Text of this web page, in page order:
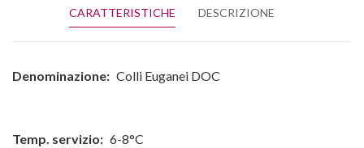
CARATTERISTICHE DESCRIZIONE
Denominazione: Colli Euganei DOC
Temp. servizio: 6-8°C